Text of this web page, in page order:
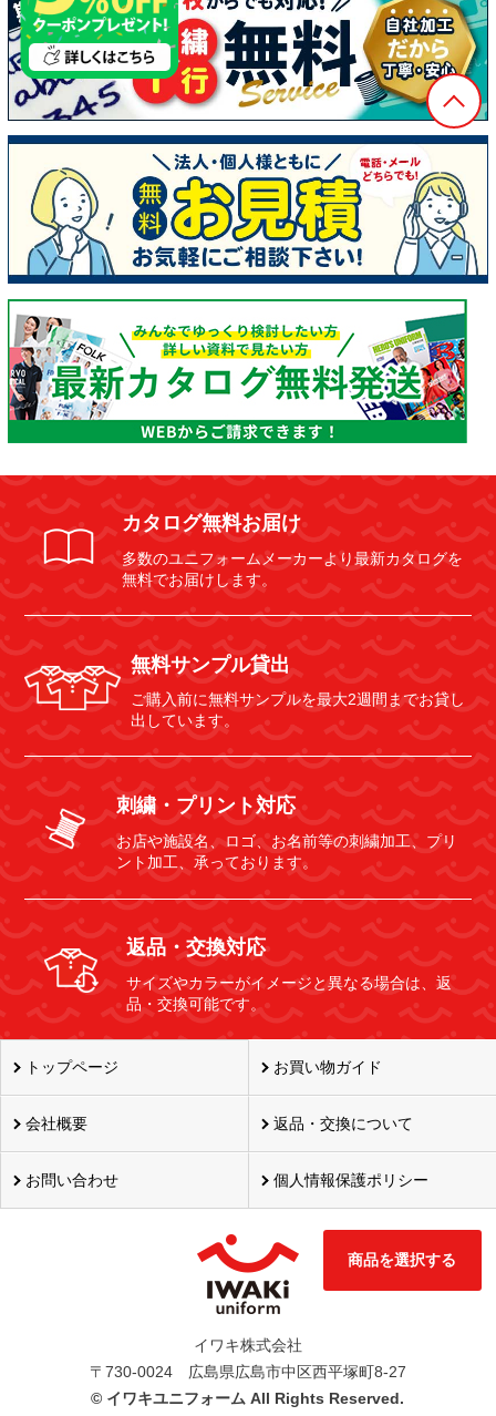
商品を選択する
カタログ無料お届け
多数のユニフォームメーカーより最新カタログを
無料でお届けします。
無料サンプル貸出
ご購入前に無料サンプルを最大2週間までお貸し
出しています。
刺繍・プリント対応
お店や施設名、ロゴ、お名前等の刺繍加工、プリ
ント加工、承っております。
返品・交換対応
サイズやカラーがイメージと異なる場合は、返
品・交換可能です。
トップページ お買い物ガイド
会社概要 返品・交換について
お問い合わせ 個人情報保護ポリシー
イワキ株式会社
〒730-0024 広島県広島市中区西平塚町8-27
© イワキユニフォーム All Rights Reserved.